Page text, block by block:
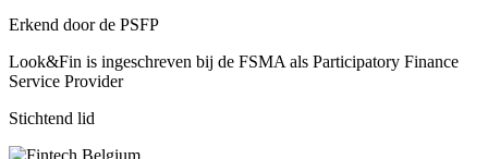
Erkend door de PSFP
Look&Fin is ingeschreven bij de FSMA als Participatory Finance
Service Provider
Stichtend lid